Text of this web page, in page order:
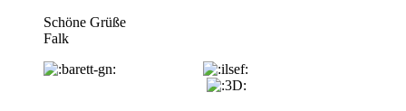
Schöne Grüße
Falk